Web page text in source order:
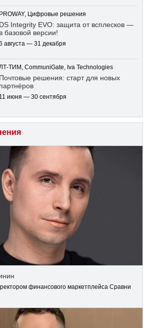
PROWAY, Цифровые решения
DS Integrity EVO: защита от всплесков —
в базовой версии!
августа — 31 декабря
ЛТ-ТИМ, CommuniGate, Iva Technologies
Почтовые решения: старт для новых
партнёров
11 июня — 30 сентября
финансового маркетплейса Сравни